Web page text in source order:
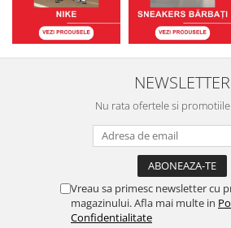
NEWSLETTER
Nu rata ofertele si
Vreau sa primesc newsletter cu
magazinului. Afla mai multe in
Confidentialitate